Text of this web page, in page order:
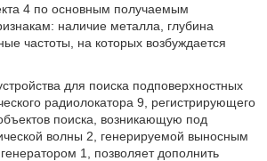
4 по основным получаемым
наличие металла, глубина
частоты, на которых возбуждается
для поиска подповерхностных
радиолокатора 9, регистрирующего
поиска, возникающую под
волны 2, генерируемой выносным
1, позволяет дополнить